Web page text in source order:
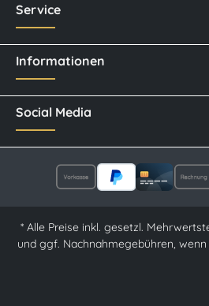
Social Media
Service
Informationen
* Alle Preise inkl. gesetzl.
und ggf. Nachnahmegebühren,